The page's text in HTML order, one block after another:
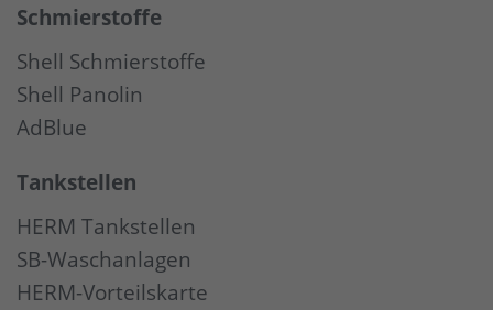
Schmierstoffe
Shell Schmierstoffe
Shell Panolin
AdBlue
Tankstellen
HERM Tankstellen
SB-Waschanlagen
HERM-Vorteilskarte